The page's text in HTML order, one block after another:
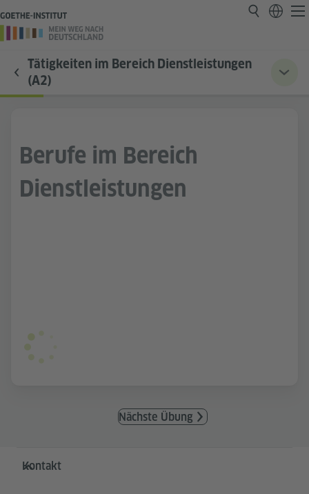
Tätigkeiten im Bereich Dienstleistungen
(A2)
Berufe im Bereich
Dienstleistungen
Nächste Übung
Service- und Informationsbereich
Kontakt